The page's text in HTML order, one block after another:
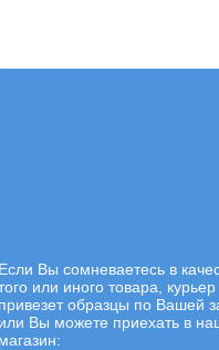
Если Вы сомневаетесь в
или иного товара, курьер
привезет образцы по Вашей
или Вы можете приехать в
магазин: